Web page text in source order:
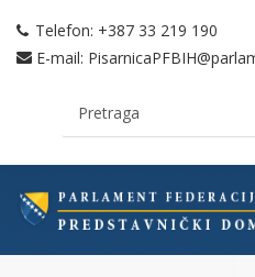
Telefon: +387 33 219 190
E-mail: